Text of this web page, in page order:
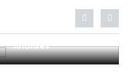
Análises